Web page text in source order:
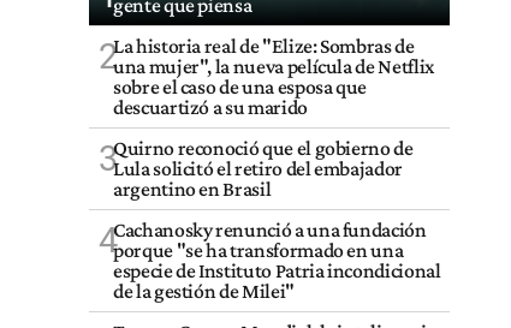
gente que piensa
2La historia real de "Elize: Sombras de
una mujer", la nueva película de Netflix
sobre el caso de una esposa que
descuartizó a su marido
3Quirno reconoció que el gobierno de
Lula solicitó el retiro del embajador
argentino en Brasil
4Cachanosky renunció a una fundación
porque "se ha transformado en una
especie de Instituto Patria incondicional
de la gestión de Milei"